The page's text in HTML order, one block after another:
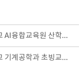
2026학년도 1학기 아주대학교 AI융합교육원 산학협력교수 초빙 공고 (2026.06.01일자)
2026학년도 1학기 아주대학교 기계공학과 초빙교수 초빙 공고 (2026.06.01.일자)